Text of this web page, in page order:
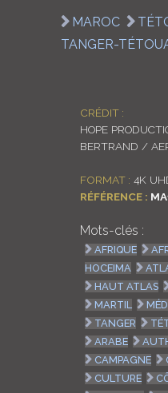
MAROC
TANGER-
CRÉDIT :
HOPE
BERTRAND /
FORMAT : 4K
RÉFÉRENCE :
Mots-clés :
AFRIQUE
HOCEIMA
HAUT ATLAS
MARTIL
TANGER
ARABE
CAMPAGNE
CULTURE